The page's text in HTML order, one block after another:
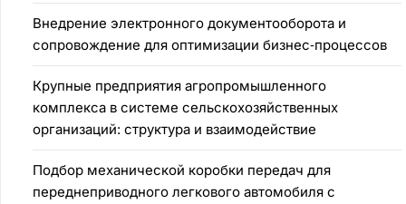
Внедрение электронного документооборота и
сопровождение для оптимизации бизнес‑процессов
Крупные предприятия агропромышленного
комплекса в системе сельскохозяйственных
организаций: структура и взаимодействие
Подбор механической коробки передач для
переднеприводного легкового автомобиля с